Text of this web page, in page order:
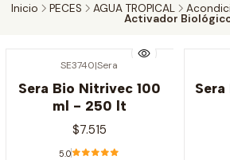
Inicio PECES AGUA TROPICAL
Activador
SE3740|Sera
Sera Bio Nitrivec 100
ml - 250 lt
$7.515
5.0